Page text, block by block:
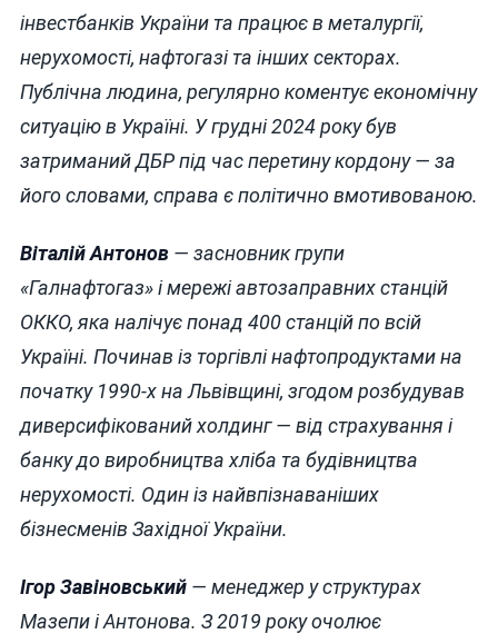
інвестбанків України та працює в металургії,
нерухомості, нафтогазі та інших секторах.
Публічна людина, регулярно коментує економічну
ситуацію в Україні. У грудні 2024 року був
затриманий ДБР під час перетину кордону — за
його словами, справа є політично вмотивованою.
Віталій Антонов— засновник групи
«Галнафтогаз» і мережі автозаправних станцій
ОККО, яка налічує понад 400 станцій по всій
Україні. Починав із торгівлі нафтопродуктами на
початку 1990-х на Львівщині, згодом розбудував
диверсифікований холдинг — від страхування і
банку до виробництва хліба та будівництва
нерухомості. Один із найвпізнаваніших
бізнесменів Західної України.
Ігор Завіновський— менеджер у структурах
Мазепи і Антонова. З 2019 року очолює